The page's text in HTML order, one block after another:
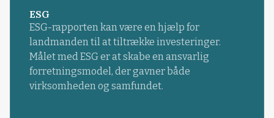
ESG
ESG-rapporten kan være en hjælp for
landmanden til at tiltrække investeringer.
Målet med ESG er at skabe en ansvarlig
forretningsmodel, der gavner både
virksomheden og samfundet.